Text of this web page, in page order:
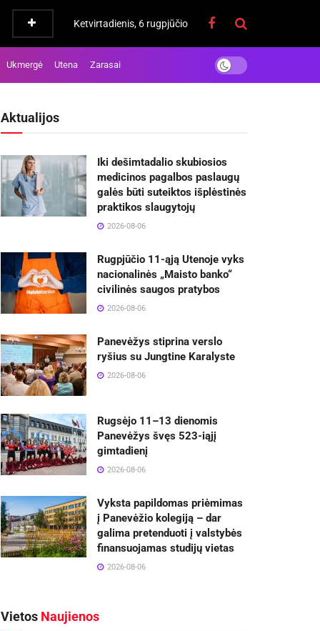
Ketvirtadienis, 6 rugpjūčio
Ukmergė Utena Zarasai
Aktualijos
Iki dešimtadalio skubiosios
medicinos pagalbos paslaugų
galės būti suteiktos išplėstinės
praktikos slaugytojų
2026-08-06
Rugpjūčio 11-ąją Utenoje vyks
nacionalinės „Maisto banko“
civilinės saugos pratybos
2026-08-06
Panevėžys stiprina verslo
ryšius su Jungtine Karalyste
2026-08-06
Rugsėjo 11–13 dienomis
Panevėžys švęs 523-iąjį
gimtadienį
2026-08-06
Vyksta papildomas priėmimas
į Panevėžio kolegiją – dar
galima pretenduoti į valstybės
finansuojamas studijų vietas
2026-08-06
Vietos Naujienos